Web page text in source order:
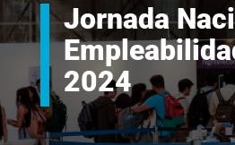
Jornada
2024